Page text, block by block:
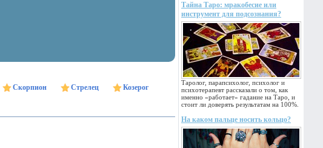
Тайна Таро: мракобесие или
инструмент для подсознания?
Таролог, парапсихолог, психолог и
психотерапевт рассказали о том, как
именно «работает» гадание на Таро, и
стоит ли доверять результатам на 100%.
На каком пальце носить кольцо?
Скорпион Стрелец
Козерог